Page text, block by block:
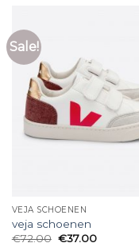
Sale!
VEJA SCHOENEN
veja schoenen
€72.00 €37.00